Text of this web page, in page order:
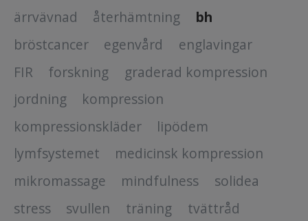
ärrvävnad
återhämtning
bh
bröstcancer
egenvård
englavingar
FIR
forskning
graderad kompression
jordning
kompression
kompressionskläder
lipödem
lymfsystemet
medicinsk kompression
mikromassage
mindfulness
solidea
stress
svullen träning tvättråd